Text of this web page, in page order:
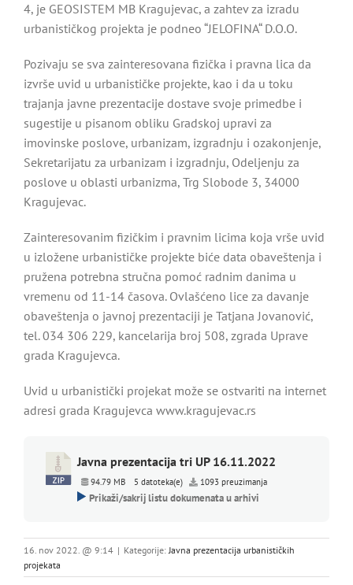
4, je GEOSISTEM MB Kragujevac, a zahtev za izradu
urbanističkog projekta je podneo “JELOFINA“ D.O.O.
Pozivaju se sva zainteresovana fizička i pravna lica da
izvrše uvid u urbanističke projekte, kao i da u toku
trajanja javne prezentacije dostave svoje primedbe i
sugestije u pisanom obliku Gradskoj upravi za
imovinske poslove, urbanizam, izgradnju i ozakonjenje,
Sekretarijatu za urbanizam i izgradnju, Odeljenju za
poslove u oblasti urbanizma, Trg Slobode 3, 34000
Kragujevac.
Zainteresovanim fizičkim i pravnim licima koja vrše uvid
u izložene urbanističke projekte biće data obaveštenja i
pružena potrebna stručna pomoć radnim danima u
vremenu od 11-14 časova. Ovlašćeno lice za davanje
obaveštenja o javnoj prezentaciji je Tatjana Jovanović,
tel. 034 306 229, kancelarija broj 508, zgrada Uprave
grada Kragujevca.
Uvid u urbanistički projekat može se ostvariti na internet
adresi grada Kragujevca www.kragujevac.rs
Javna prezentacija tri UP 16.11.2022
94.79 MB 5 datoteka(e) 1093 preuzimanja
Prikaži/sakrij listu dokumenata u arhivi
16. nov 2022. @ 9:14 | Kategorije:Javna prezentacija urbanističkih
projekata